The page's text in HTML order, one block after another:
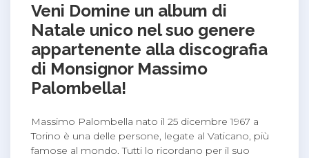
Veni Domine un album di
Natale unico nel suo genere
appartenente alla discografia
di Monsignor Massimo
Palombella!
Massimo Palombella nato il 25 dicembre 1967 a
Torino è una delle persone, legate al Vaticano, più
famose al mondo. Tutti lo ricordano per il suo